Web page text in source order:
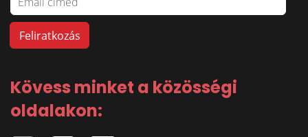
Kövess minket a közösségi
oldalakon: